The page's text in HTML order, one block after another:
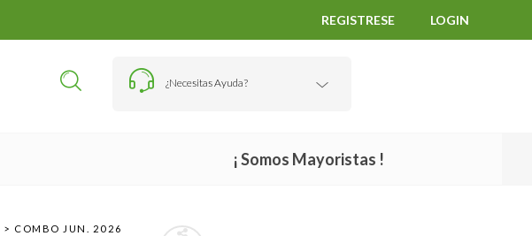
REGISTRESE LOGIN
¿Necesitas Ayuda?
¡ Somos Mayoristas !
> COMBO JUN. 2026